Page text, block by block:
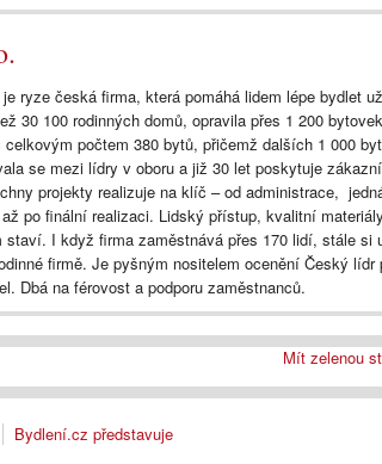
ryze česká firma, která pomáhá lidem lépe bydlet
30 100 rodinných domů, opravila přes 1 200
počtem 380 bytů, přičemž dalších 1 000
se mezi lídry v oboru a již 30 let poskytuje
projekty realizuje na klíč – od administrace,
po finální realizaci. Lidský přístup, kvalitní
staví. I když firma zaměstnává přes 170 lidí, stále si
firmě. Je pyšným nositelem ocenění Český lídr
Dbá na férovost a podporu zaměstnanců.
Mít zelenou
Bydlení.cz představuje